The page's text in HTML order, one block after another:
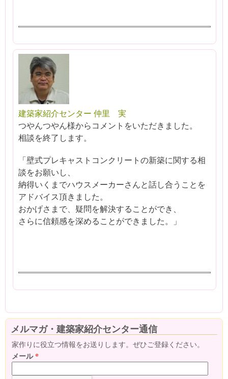
建築家紹介センター 仲里 実
つやんつやん様からコメントをいただきました。
相談を終了します。
「壁式プレキャストコンクリートの新築に関する相
談をお願いし、
納得いくまでハウスメーカーさんと話し合うことを
アドバイス頂きました。
おかげさまで、疑問を解決することができ、
さらに信頼感を深めることができました。」
メルマガ・建築家紹介センター通信
家作りに役立つ情報をお送りします。ぜひご登録ください。
メール*